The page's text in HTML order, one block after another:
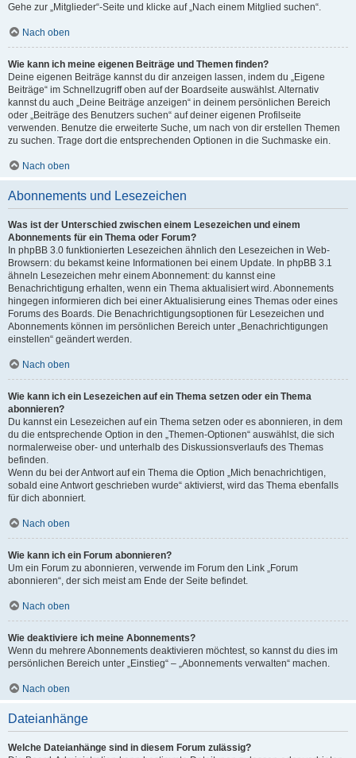
Gehe zur „Mitglieder“-Seite und klicke auf „Nach einem Mitglied suchen“.
Nach oben
Wie kann ich meine eigenen Beiträge und Themen finden?
Deine eigenen Beiträge kannst du dir anzeigen lassen, indem du „Eigene
Beiträge“ im Schnellzugriff oben auf der Boardseite auswählst. Alternativ
kannst du auch „Deine Beiträge anzeigen“ in deinem persönlichen Bereich
oder „Beiträge des Benutzers suchen“ auf deiner eigenen Profilseite
verwenden. Benutze die erweiterte Suche, um nach von dir erstellen Themen
zu suchen. Trage dort die entsprechenden Optionen in die Suchmaske ein.
Nach oben
Abonnements und Lesezeichen
Was ist der Unterschied zwischen einem Lesezeichen und einem
Abonnements für ein Thema oder Forum?
In phpBB 3.0 funktionierten Lesezeichen ähnlich den Lesezeichen in Web-
Browsern: du bekamst keine Informationen bei einem Update. In phpBB 3.1
ähneln Lesezeichen mehr einem Abonnement: du kannst eine
Benachrichtigung erhalten, wenn ein Thema aktualisiert wird. Abonnements
hingegen informieren dich bei einer Aktualisierung eines Themas oder eines
Forums des Boards. Die Benachrichtigungsoptionen für Lesezeichen und
Abonnements können im persönlichen Bereich unter „Benachrichtigungen
einstellen“ geändert werden.
Nach oben
Wie kann ich ein Lesezeichen auf ein Thema setzen oder ein Thema
abonnieren?
Du kannst ein Lesezeichen auf ein Thema setzen oder es abonnieren, in dem
du die entsprechende Option in den „Themen-Optionen“ auswählst, die sich
normalerweise ober- und unterhalb des Diskussionsverlaufs des Themas
befinden.
Wenn du bei der Antwort auf ein Thema die Option „Mich benachrichtigen,
sobald eine Antwort geschrieben wurde“ aktivierst, wird das Thema ebenfalls
für dich abonniert.
Nach oben
Wie kann ich ein Forum abonnieren?
Um ein Forum zu abonnieren, verwende im Forum den Link „Forum
abonnieren“, der sich meist am Ende der Seite befindet.
Nach oben
Wie deaktiviere ich meine Abonnements?
Wenn du mehrere Abonnements deaktivieren möchtest, so kannst du dies im
persönlichen Bereich unter „Einstieg“ – „Abonnements verwalten“ machen.
Nach oben
Dateianhänge
Welche Dateianhänge sind in diesem Forum zulässig?